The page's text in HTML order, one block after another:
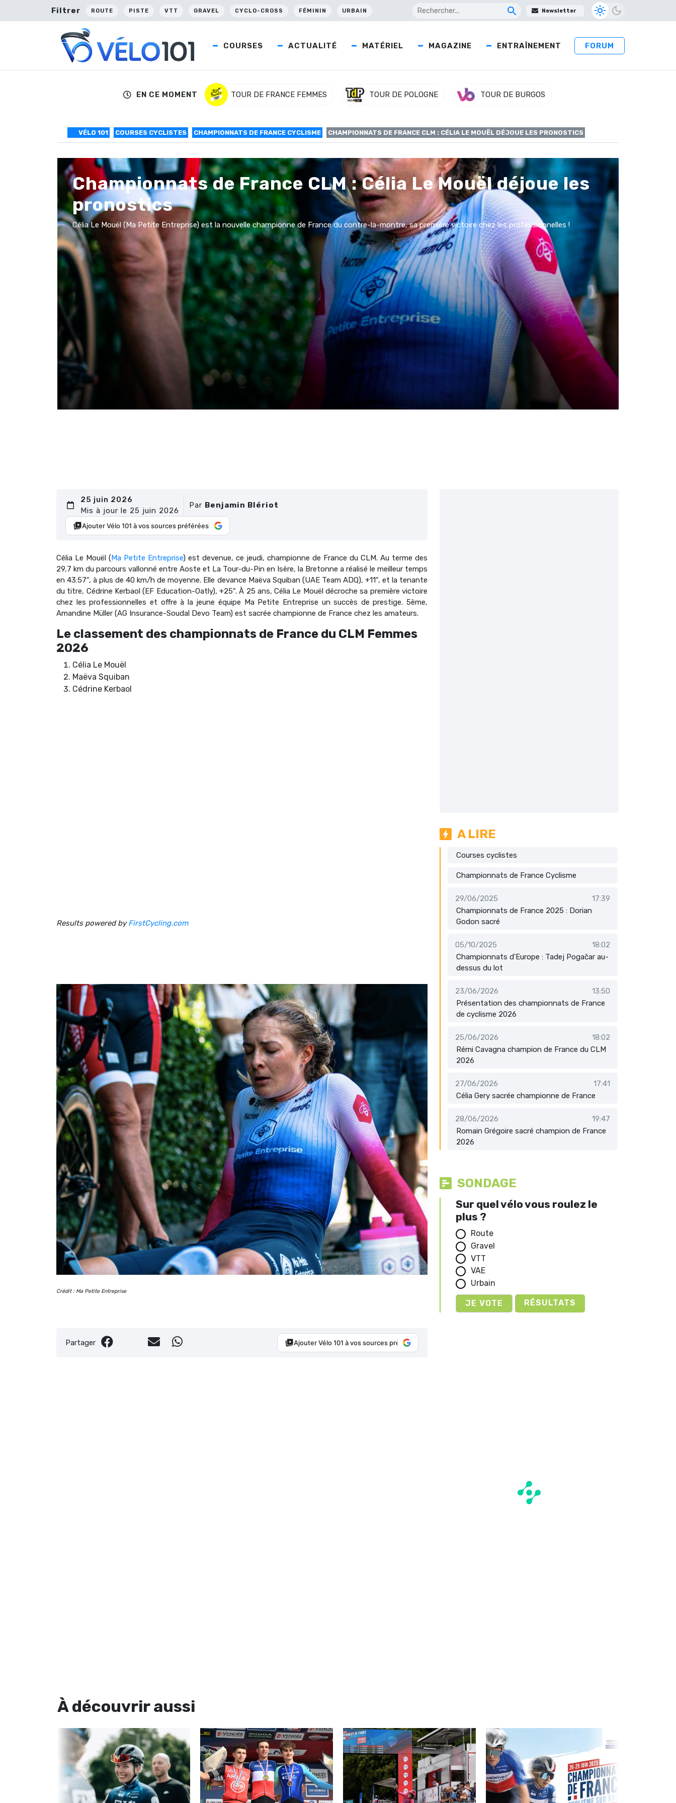
Filtrer ROUTE PISTE VTT GRAVEL CYCLO-CROSS FÉMININ URBAIN Newsletter
COURSES ACTUALITÉ MATÉRIEL MAGAZINE ENTRAÎNEMENT FORUM
EN CE MOMENT TOUR DE FRANCE FEMMES TOUR DE POLOGNE TOUR DE BURGOS
VÉLO 101 COURSES CYCLISTES CHAMPIONNATS DE FRANCE CYCLISME CHAMPIONNATS DE FRANCE CLM : CÉLIA LE MOUËL DÉJOUE LES PRONOSTICS
Championnats de France CLM : Célia Le Mouël déjoue les
pronostics
Célia Le Mouël (Ma Petite Entreprise) est la nouvelle championne de France du contre-la-montre, sa première victoire chez les professionnelles !
25 juin 2026
Mis à jour le 25 juin 2026
Par Benjamin Blériot
Ajouter Vélo 101 à vos sources préférées
Célia Le Mouël (Ma Petite Entreprise) est devenue, ce jeudi, championne de France du CLM. Au terme des
29,7 km du parcours vallonné entre Aoste et La Tour-du-Pin en Isère, la Bretonne a réalisé le meilleur temps
en 43:57″, à plus de 40 km/h de moyenne. Elle devance Maëva Squiban (UAE Team ADQ), +11″, et la tenante
du titre, Cédrine Kerbaol (EF Education-Oatly), +25″. À 25 ans, Célia Le Mouël décroche sa première victoire
chez les professionnelles et offre à la jeune équipe Ma Petite Entreprise un succès de prestige. 5ème,
Amandine Müller (AG Insurance-Soudal Devo Team) est sacrée championne de France chez les amateurs.
Le classement des championnats de France du CLM Femmes
2026
Célia Le Mouël
Maëva Squiban
Cédrine Kerbaol
Results powered byFirstCycling.com
Crédit : Ma Petite Entreprise
Partager Ajouter Vélo 101 à vos sources préférées
A LIRE
Courses cyclistes
Championnats de France Cyclisme
29/06/2025
17:39
Championnats de France 2025 : Dorian
Godon sacré
05/10/2025
18:02
Championnats d'Europe : Tadej Pogačar au-
dessus du lot
23/06/2026
13:50
Présentation des championnats de France
de cyclisme 2026
25/06/2026
18:02
Rémi Cavagna champion de France du CLM
2026
27/06/2026
17:41
Célia Gery sacrée championne de France
28/06/2026
19:47
Romain Grégoire sacré champion de France
2026
SONDAGE
Sur quel vélo vous roulez le
plus ?
Route
Gravel
VTT
VAE
Urbain
RÉSULTATS
À découvriraussi